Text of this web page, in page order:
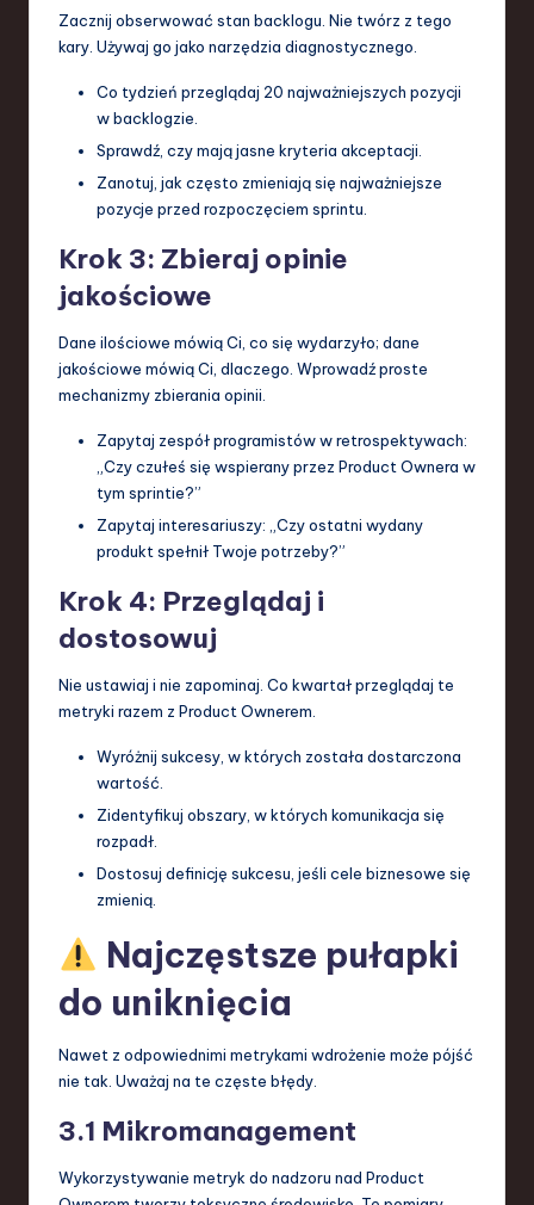
Zacznij obserwować stan backlogu. Nie twórz z tego
kary. Używaj go jako narzędzia diagnostycznego.
Co tydzień przeglądaj 20 najważniejszych pozycji
w backlogzie.
Sprawdź, czy mają jasne kryteria akceptacji.
Zanotuj, jak często zmieniają się najważniejsze
pozycje przed rozpoczęciem sprintu.
Krok 3: Zbieraj opinie
jakościowe
Dane ilościowe mówią Ci, co się wydarzyło; dane
jakościowe mówią Ci, dlaczego. Wprowadź proste
mechanizmy zbierania opinii.
Zapytaj zespół programistów w retrospektywach:
„Czy czułeś się wspierany przez Product Ownera w
tym sprintie?”
Zapytaj interesariuszy: „Czy ostatni wydany
produkt spełnił Twoje potrzeby?”
Krok 4: Przeglądaj i
dostosowuj
Nie ustawiaj i nie zapominaj. Co kwartał przeglądaj te
metryki razem z Product Ownerem.
Wyróżnij sukcesy, w których została dostarczona
wartość.
Zidentyfikuj obszary, w których komunikacja się
rozpadł.
Dostosuj definicję sukcesu, jeśli cele biznesowe się
zmienią.
Najczęstsze pułapki
do uniknięcia
Nawet z odpowiednimi metrykami wdrożenie może pójść
nie tak. Uważaj na te częste błędy.
3.1 Mikromanagement
Wykorzystywanie metryk do nadzoru nad Product